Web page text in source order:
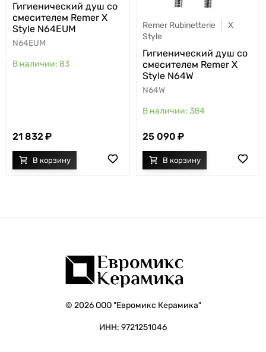
Гигиенический душ со
смесителем Remer X
Style N64EUM
N64EUM
83
21 832
Remer Rubinetterie
X
Style
Гигиенический душ со
смесителем Remer X
Style N64W
N64W
384
25 090
© 2026 ООО "Евромикс Керамика"
ИНН: 9721251046